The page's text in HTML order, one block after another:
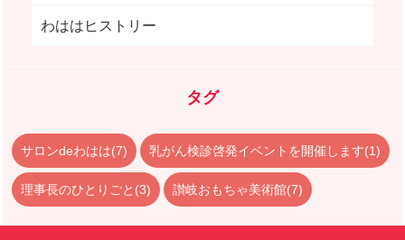
わははヒストリー
タグ
サロンdeわはは(7) 乳がん検診啓発イベントを開催します(1)
理事長のひとりごと(3) 讃岐おもちゃ美術館(7)